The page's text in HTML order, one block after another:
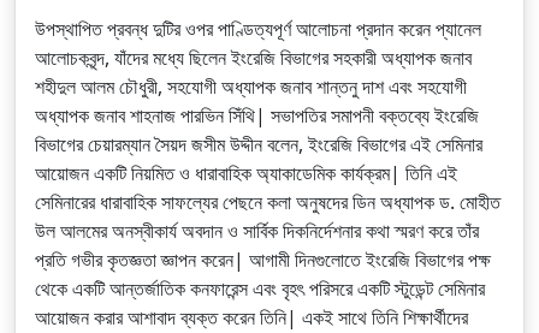
উপস্থাপিত প্রবন্ধ দুটির ওপর পাণ্ডিত্যপূর্ণ আলোচনা প্রদান করেন প্যানেল
আলোচকবৃন্দ, যাঁদের মধ্যে ছিলেন ইংরেজি বিভাগের সহকারী অধ্যাপক জনাব
শহীদুল আলম চৌধুরী, সহযোগী অধ্যাপক জনাব শান্তনু দাশ এবং সহযোগী
অধ্যাপক জনাব শাহনাজ পারভিন সিঁথি| সভাপতির সমাপনী বক্তব্যে ইংরেজি
বিভাগের চেয়ারম্যান সৈয়দ জসীম উদ্দীন বলেন, ইংরেজি বিভাগের এই সেমিনার
আয়োজন একটি নিয়মিত ও ধারাবাহিক অ্যাকাডেমিক কার্যক্রম| তিনি এই
সেমিনারের ধারাবাহিক সাফল্যের পেছনে কলা অনুষদের ডিন অধ্যাপক ড. মোহীত
উল আলমের অনস্বীকার্য অবদান ও সার্বিক দিকনির্দেশনার কথা স্মরণ করে তাঁর
প্রতি গভীর কৃতজ্ঞতা জ্ঞাপন করেন| আগামী দিনগুলোতে ইংরেজি বিভাগের পক্ষ
থেকে একটি আন্তর্জাতিক কনফারেন্স এবং বৃহৎ পরিসরে একটি স্টুডেন্ট সেমিনার
আয়োজন করার আশাবাদ ব্যক্ত করেন তিনি| একই সাথে তিনি শিক্ষার্থীদের